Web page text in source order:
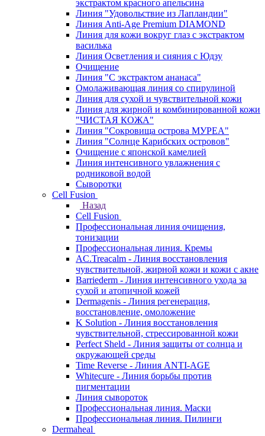
экстрактом красного апельсина
Линия "Удовольствие из Лапландии"
Линия Anti-Age Premium DIAMOND
Линия для кожи вокруг глаз с экстрактом
василька
Линия Осветления и сияния с Юдзу
Очищение
Линия "С экстрактом ананаса"
Омолаживающая линия со спирулиной
Линия для сухой и чувствительной кожи
Линия для жирной и комбинированной кожи
"ЧИСТАЯ КОЖА"
Линия "Сокровища острова МУРЕА"
Линия "Солнце Карибских островов"
Очищение с японской камелией
Линия интенсивного увлажнения с
родниковой водой
Сыворотки
Cell Fusion
Назад
Cell Fusion
Профессиональная линия очищения,
тонизации
Профессиональная линия. Кремы
AC.Treacalm - Линия восстановления
чувствительной, жирной кожи и кожи с акне
Barriederm - Линия интенсивного ухода за
сухой и атопичной кожей
Dermagenis - Линия регенерация,
восстановление, омоложение
K Solution - Линия восстановления
чувствительной, стрессированной кожи
Perfect Sheld - Линия защиты от солнца и
окружающей среды
Time Reverse - Линия ANTI-AGE
Whitecure - Линия борьбы против
пигментации
Линия сывороток
Профессиональная линия. Маски
Профессиональная линия. Пилинги
Dermaheal